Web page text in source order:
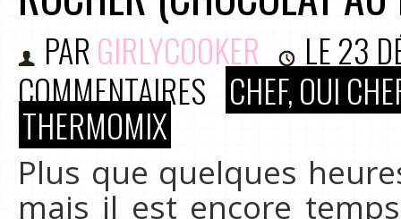
PAR GIRLYCOOKER LE23
COMMENTAIRES CHEF, OUI
THERMOMIX
Plus que quelques
mais il est encore